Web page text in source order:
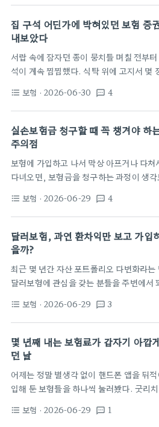
계산하고 가입하는 운전자들이 압도적으
실제로 저도 몇 년 전부터는 번거롭더라도
보험사의 견적을 산출해보고 가장 저렴한
제 과정 여러 보험사의 상품을 한눈에 비교
합 비교 사이트들은 처음 시작하기에 아주
다. 차량 번호와 개인 정보를 입력하면 각
집 구석 어딘가에 박혀있던 보험 증
내보았다
서랍 속에 잠자던 종이 뭉치들 며칠 전부
석이 계속 찜찜했다. 식탁 위에 고지서 몇
겠다. 4인 가족 보험료가 매달 얼마씩 나가
실 정확히 모른 채, 그저 통장에서 알아서
거니 하고 살았다. 문득 내가 도대체 어떤
되어 있는지, 죽어서 보험금이 얼마가 나오
정하고 서랍 깊숙한 곳에서 예전에 받았던
들을 끄집어냈다. 종이가 어찌나 많은지,
사가 챙겨준 두꺼운 파일이 먼지를 잔뜩 뒤
format_list_bulleted 보험 · 2026-06-30 textsms 4
실손보험금 청구할 때 꼭 챙겨야 하
주의점
보험에 가입하고 나서 막상 아프거나 다쳐
다녀오면, 보험금을 청구하는 과정이 생
으로 간단히 해결되지만, 진료비가 어느 정
서류를 준비하는 데 시간이 꽤 걸립니다.
으로 챙겨야 할 것은 진료비 계산서 영수
드 전표만으로는 부족한 경우가 많아 병원
보험을 청구할 계획이라면, 처방전과 함께
부내역서도 함께 요청하는 것이 좋습니다
서가 없으면 보험사에서 비급여 항목에 대
format_list_bulleted 보험 · 2026-06-29 textsms 4
달러보험, 과연 환차익만 보고 가입
을까?
최근 몇 년간 자산 포트폴리오 다변화라는
달러보험에 관심을 갖는 분들을 주변에서
와 당시 환율 상황을 고려해 달러 종신보험
지하게 고민했던 적이 있습니다. 당시에
화 자산만 가지고 있는 것이 리스크라는
감이 컸고, 달러 자산이 일종의 헤지 수단이
면서 생각과는 전혀 다른 복잡한 현실과
었습니다. 달러보험, 선택의 순간에 마주
인 고민들 대다수의 사람들이 보험을 가입
format_list_bulleted 보험 · 2026-06-29 textsms 3
몇 년째 내는 보험료가 갑자기 아깝
던 날
어제는 정말 별생각 없이 핸드폰 앱을 뒤
입해 둔 보험들을 하나씩 눌러봤다. 굿리
히 들여다봤다가 머리만 복잡해질까 봐 모
format_list_bulleted 보험 · 2026-06-29 textsms 1